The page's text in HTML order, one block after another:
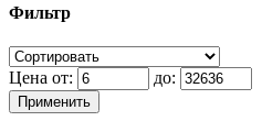
Фильтр
Цена от: до:
Применить